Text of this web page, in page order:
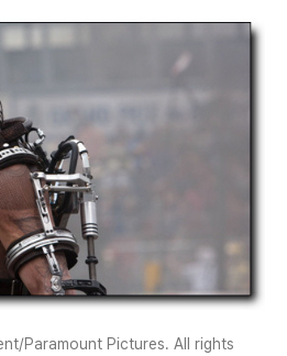
Paramount Pictures. All rights